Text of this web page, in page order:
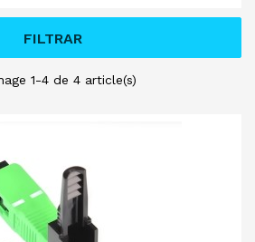
FILTRAR
1-4 de 4 article(s)